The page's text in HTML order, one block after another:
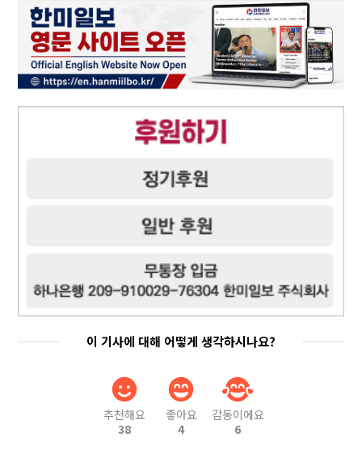
이 기사에 대해 어떻게 생각하시나요?
추천해요
38
좋아요
4
감동이에요
6